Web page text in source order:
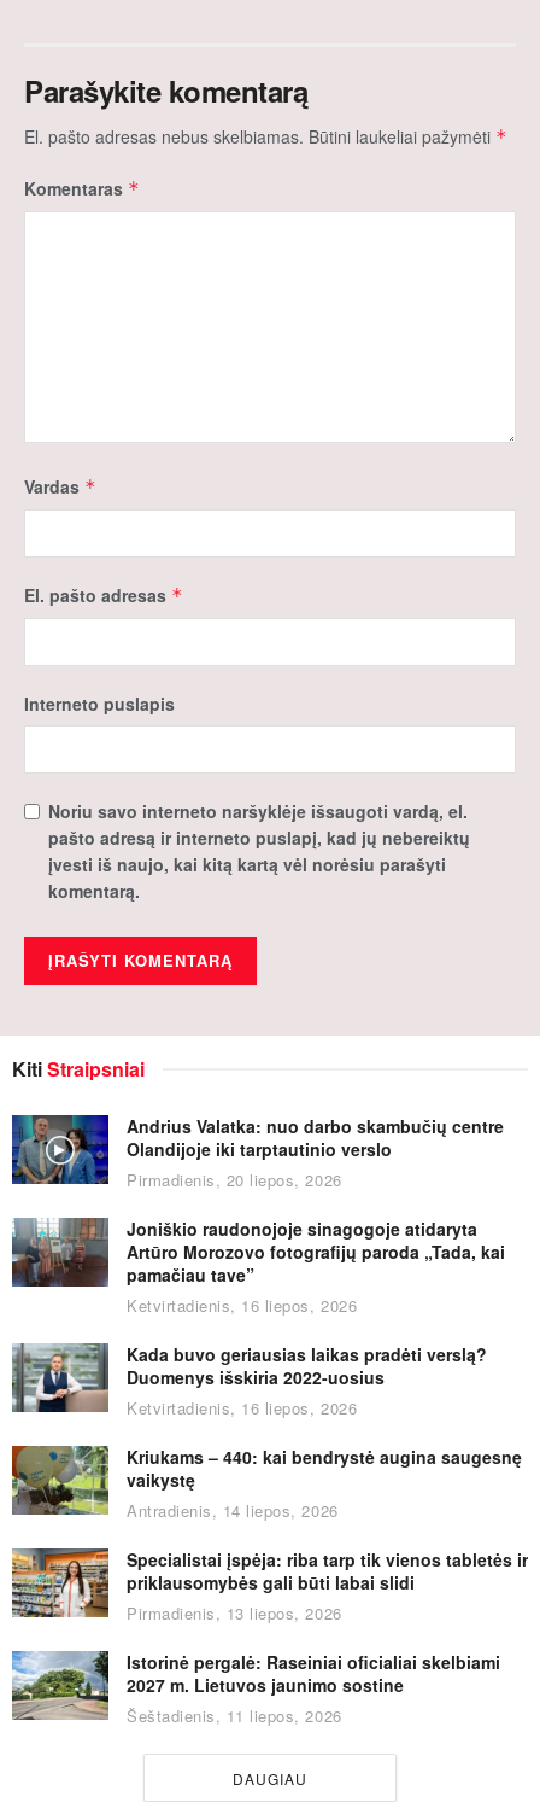
Parašykite komentarą
El. pašto adresas nebus skelbiamas. Būtini laukeliai pažymėti *
Komentaras *
Vardas *
El. pašto adresas *
Interneto puslapis
Noriu savo interneto naršyklėje išsaugoti vardą, el.
pašto adresą ir interneto puslapį, kad jų nebereiktų
įvesti iš naujo, kai kitą kartą vėl norėsiu parašyti
komentarą.
KitiStraipsniai
Andrius Valatka: nuo darbo skambučių centre
Olandijoje iki tarptautinio verslo
Pirmadienis, 20 liepos, 2026
Joniškio raudonojoje sinagogoje atidaryta
Artūro Morozovo fotografijų paroda „Tada, kai
pamačiau tave”
Ketvirtadienis, 16 liepos, 2026
Kada buvo geriausias laikas pradėti verslą?
Duomenys išskiria 2022-uosius
Ketvirtadienis, 16 liepos, 2026
Kriukams – 440: kai bendrystė augina saugesnę
vaikystę
Antradienis, 14 liepos, 2026
Specialistai įspėja: riba tarp tik vienos tabletės ir
priklausomybės gali būti labai slidi
Pirmadienis, 13 liepos, 2026
Istorinė pergalė: Raseiniai oficialiai skelbiami
2027 m. Lietuvos jaunimo sostine
Šeštadienis, 11 liepos, 2026
DAUGIAU